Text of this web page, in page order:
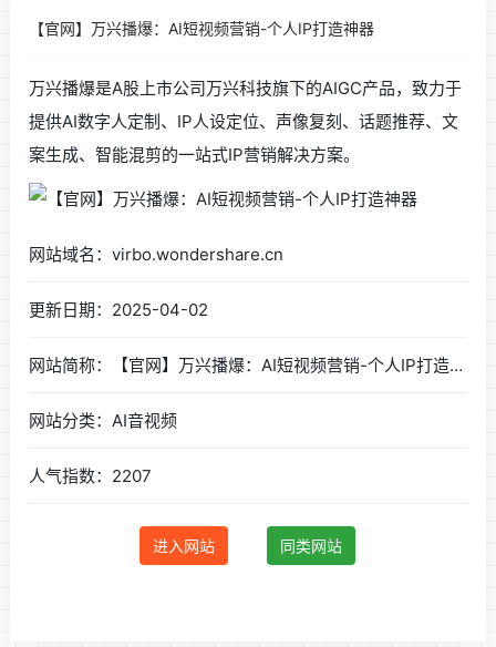
【官网】万兴播爆：AI短视频营销-个人IP打造神器
万兴播爆是A股上市公司万兴科技旗下的AIGC产品，致力于
提供AI数字人定制、IP人设定位、声像复刻、话题推荐、文
案生成、智能混剪的一站式IP营销解决方案。
网站域名：virbo.wondershare.cn
更新日期：2025-04-02
网站简称：【官网】万兴播爆：AI短视频营销-个人IP打造神器
网站分类：AI音视频
人气指数：2207
进入网站 同类网站